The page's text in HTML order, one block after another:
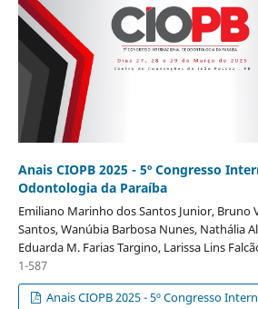
Anais CIOPB 2025 - 5º Congresso
Odontologia da Paraíba
Emiliano Marinho dos Santos Junior, Bruno
Santos, Wanúbia Barbosa Nunes, Nathália
Eduarda M. Farias Targino, Larissa Lins
1-587
Anais CIOPB 2025 - 5º Congresso